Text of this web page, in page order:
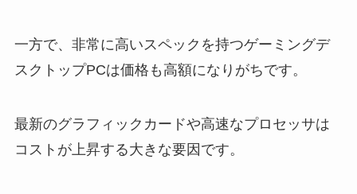
一方で、非常に高いスペックを持つゲーミングデ
スクトップPCは価格も高額になりがちです。
最新のグラフィックカードや高速なプロセッサは
コストが上昇する大きな要因です。